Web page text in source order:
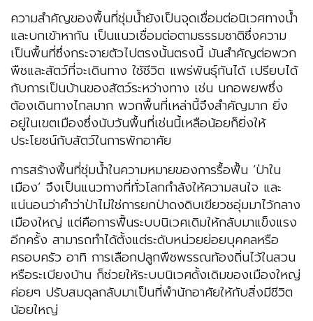
ความสำคัญของพื้นที่ชุ่มน้ำยังเป็นจุดเชื่อมต่อนิเวศทางน้ำ
และบกเข้าหากัน เป็นแนวเชื่อมต่อตามธรรมชาติซึ่งความ
เป็นพื้นที่ซึ่งกระจายตัวไปตรงนั้นตรงนี้ มันสำคัญต่อพวก
พืชและสัตว์ที่จะเดินทาง ใช้ชีวิต แพร่พันธุ์กันได้ เปรียบได้
กับการเป็นบ้านของสัตว์ระหว่างทาง เช่น นกอพยพซึ่ง
ต้องเดินทางไกลมาก พวกพื้นที่เหล่านี้จึงสำคัญมาก ยิ่ง
อยู่ในเขตเมืองซึ่งนับวันพื้นที่เช่นนี้เหลือน้อยก็ยิ่งให้
ประโยชน์กับสัตว์ในการพักอาศัย
การสร้างพื้นที่ชุ่มน้ำในความหมายของการรื้อฟื้น ‘ป่าใน
เมือง’ จึงเป็นแนวทางที่ทั่วโลกกำลังให้ความสนใจ และ
แน่นอนว่าคำว่าป่าไม่ใช่การยกป่าดงดิบเขียวชอุ่มมาไว้กลาง
เมืองใหญ่ แต่คือการฟื้นระบบนิเวศเดิมให้กลับมาแข็งแรง
อีกครั้ง สามารถทำได้ตั้งแต่ระดับหน่วยย่อยบุคคลหรือ
ครอบครัว อาทิ การเลือกปลูกพืชพรรณท้องถิ่นไว้ในสวน
หรือระเบียงบ้าน ก็ช่วยให้ระบบนิเวศดั้งเดิมของเมืองใหญ่
ค่อยๆ ปรับสมดุลกลับมาเป็นที่พำนักอาศัยให้กับสิ่งมีชีวิต
น้อยใหญ่